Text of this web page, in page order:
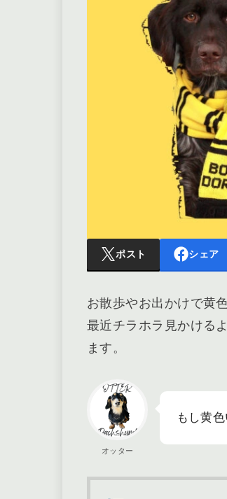
ポスト シェア
お散歩やお出かけで黄
最近チラホラ見かける
ます。
オッター
もし黄